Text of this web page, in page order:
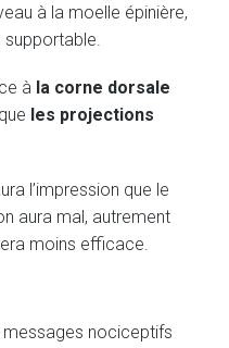
à la moelle épinière,
à la corne dorsale
les projections
l’impression que le
aura mal, autrement
moins efficace.
messages nociceptifs